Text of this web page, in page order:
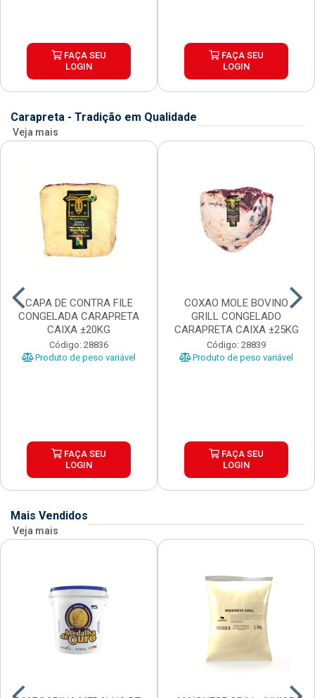
FAÇA SEU
LOGIN
FAÇA SEU
LOGIN
Carapreta - Tradição em Qualidade
Veja mais
CAPA DE CONTRA FILE
CONGELADA CARAPRETA
CAIXA ±20KG
Código: 28836
Produto de peso variável
FAÇA SEU
LOGIN
COXAO MOLE BOVINO
GRILL CONGELADO
CARAPRETA CAIXA ±25KG
Código: 28839
Produto de peso variável
FAÇA SEU
LOGIN
Mais Vendidos
Veja mais